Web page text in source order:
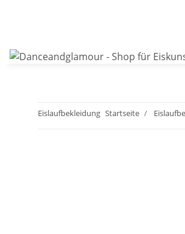
Eislaufbekleidung Startseite